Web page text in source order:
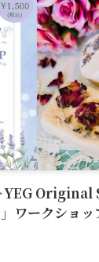
YEG Original
ワークショッ